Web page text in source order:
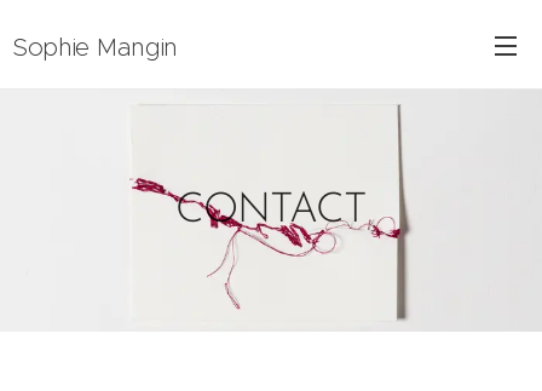
Sophie Mangin
CONTACT